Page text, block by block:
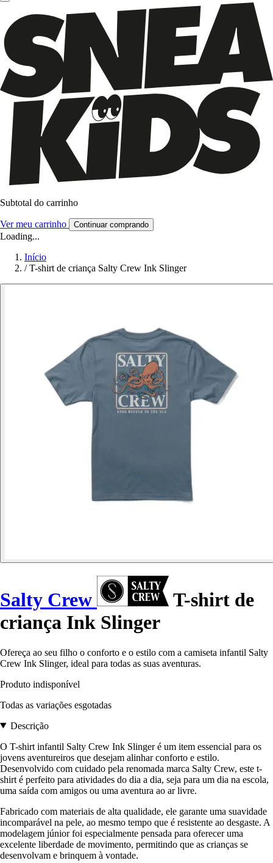
Subtotal do carrinho
Ver meu carrinho Continuar comprando
Loading...
Início
/ T-shirt de criança Salty Crew Ink Slinger
Salty Crew
T-shirt de
criança Ink Slinger
Ofereça ao seu filho o conforto e o estilo com a camiseta infantil Salty
Crew Ink Slinger, ideal para todas as suas aventuras.
Produto indisponível
Todas as variações esgotadas
Descrição
O T-shirt infantil Salty Crew Ink Slinger é um item essencial para os
jovens aventureiros que desejam alinhar conforto e estilo.
Desenvolvido com cuidado pela renomada marca Salty Crew, este t-
shirt é perfeito para atividades do dia a dia, seja para um dia na escola,
uma saída com amigos ou uma aventura ao ar livre.
Fabricado com materiais de alta qualidade, ele garante uma suavidade
incomparável na pele, ao mesmo tempo que é resistente ao desgaste. A
modelagem júnior foi especialmente pensada para oferecer uma
excelente liberdade de movimento, permitindo que as crianças se
desenvolvam e brinquem à vontade.